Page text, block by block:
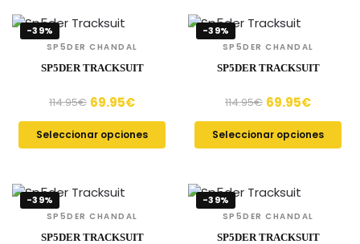
-39%
SP5DER CHANDAL
SP5DER TRACKSUIT
114.95€ 69.95€
Seleccionar opciones
-39%
SP5DER CHANDAL
SP5DER TRACKSUIT
114.95€ 69.95€
Seleccionar opciones
-39%
SP5DER CHANDAL
SP5DER TRACKSUIT
-39%
SP5DER CHANDAL
SP5DER TRACKSUIT